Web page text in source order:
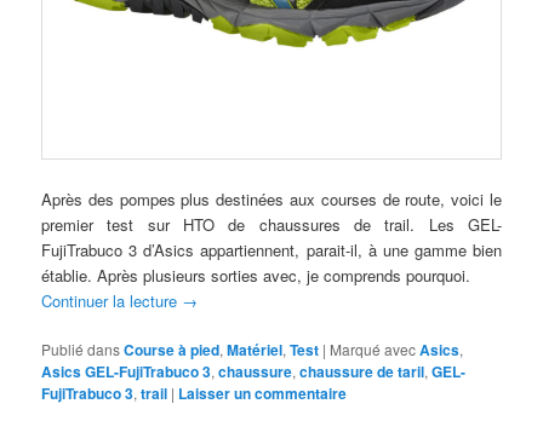
Après des pompes plus destinées aux courses de route, voici le
premier test sur HTO de chaussures de trail. Les GEL-
FujiTrabuco 3 d’Asics appartiennent, parait-il, à une gamme bien
établie. Après plusieurs sorties avec, je comprends pourquoi.
Continuer la lecture →
Publié dansCourse à pied,Matériel,Test | Marqué avecAsics,
Asics GEL-FujiTrabuco 3,chaussure,chaussure de taril,GEL-
FujiTrabuco 3,trail | Laisser un commentaire